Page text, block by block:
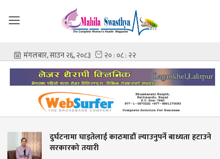
काठमाडौं ल्याउनुपर्ने बाध्यता हटाउने
नाबालिगको